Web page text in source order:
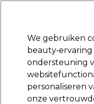
Merken Deals Haar
Na
We gebruiken
ondersteuning
personaliseren
onze